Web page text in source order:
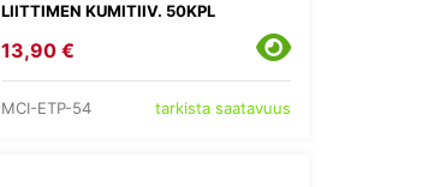
LIITTIMEN KUMITIIV. 50KPL
13,90 €
MCI-ETP-54 tarkista saatavuus